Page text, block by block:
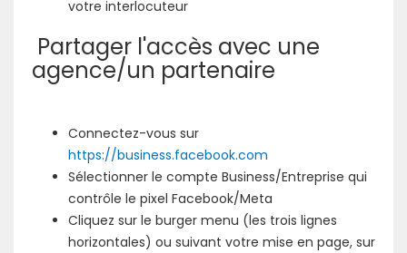
votre interlocuteur
Partager l'accès avec une
agence/un partenaire
Connectez-vous sur
https://business.facebook.com
Sélectionner le compte Business/Entreprise qui
contrôle le pixel Facebook/Meta
Cliquez sur le burger menu (les trois lignes
horizontales) ou suivant votre mise en page, sur